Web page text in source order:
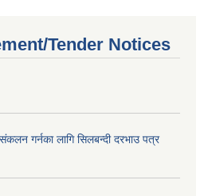
Tender Notices
गर्नका लागि सिलबन्दी दरभाउ पत्र